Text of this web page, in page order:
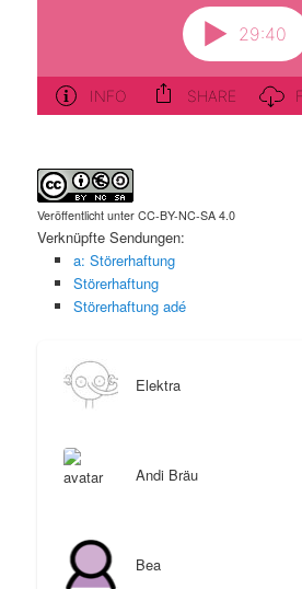
Veröffentlicht unter CC-BY-NC-SA 4.0
Verknüpfte Sendungen:
a: Störerhaftung
Störerhaftung
Störerhaftung adé
Elektra
Andi Bräu
Bea